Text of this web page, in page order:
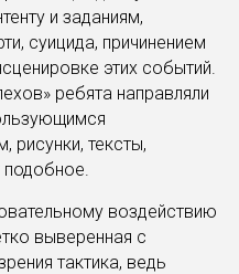
и заданиям,
суицида, причинением
этих событий.
ребята направляли
рисунки, тексты,
воздействию
выверенная с
тактика, ведь